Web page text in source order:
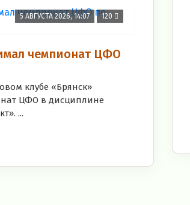
5 АВГУСТА 2026, 14:07 120
чемпионат ЦФО
клубе «Брянск»
ЦФО в дисциплине
...